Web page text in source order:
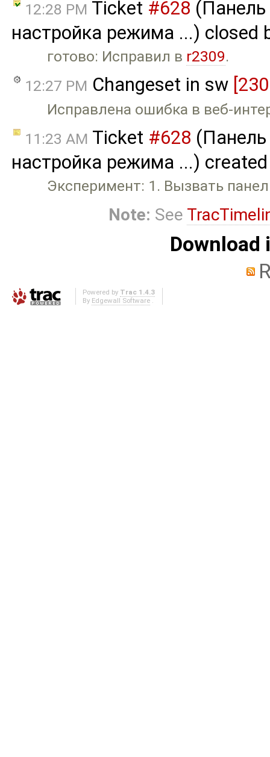
12:28 PM Ticket #628 (Панель
настройка режима ...) closed
готово: Исправил в r2309.
12:27 PM Changeset in sw
Исправлена ошибка в веб-
11:23 AM Ticket #628 (Панель
настройка режима ...)
Эксперимент: 1. Вызвать
Note: See
Powered by Trac 1.4.3
By Edgewall Software .